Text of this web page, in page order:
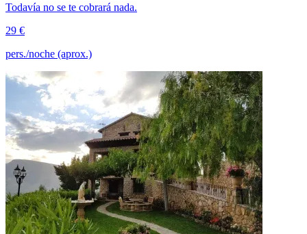
Todavía no se te cobrará nada.
29 €
pers./noche (aprox.)